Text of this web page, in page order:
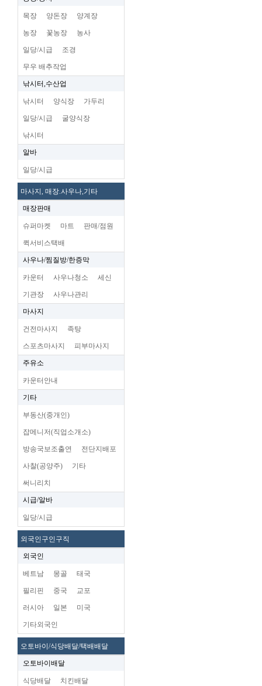
목장 양돈장 양계장
농장 꽃농장 농사
일당/시급 조경
무우 배추작업
낚시터,수산업
낚시터 양식장 가두리
일당/시급 굴양식장
낚시터
알바
일당/시급
마사지, 매장.사우나,기타
매장판매
슈퍼마켓 마트 판매/점원
퀵서비스택배
사우나/찜질방/한증막
카운터 사우나청소 세신
기관장 사우나관리
마사지
건전마사지 족탕
스포츠마사지 피부마사지
주유소
카운터안내
기타
부동산(중개인)
잡메니저(직업소개소)
방송국보조출연 전단지배포
사찰(공양주) 기타
써니리치
시급/알바
일당/시급
외국인구인구직
외국인
베트남 몽골 태국
필리핀 중국 교포
러시아 일본 미국
기타외국인
오토바이/식당배달/택배배달
오토바이배달
식당배달 치킨배달